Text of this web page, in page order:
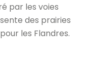
par les voies
des prairies
les Flandres.